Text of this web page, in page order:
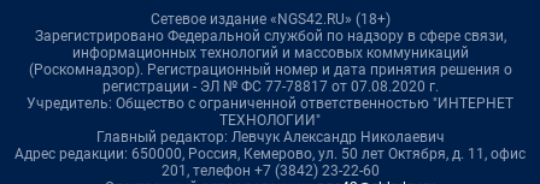
Сетевое издание «NGS42.RU» (18+)
Зарегистрировано Федеральной службой по надзору в сфере связи,
информационных технологий и массовых коммуникаций
(Роскомнадзор). Регистрационный номер и дата принятия решения о
регистрации - ЭЛ № ФС 77-78817 от 07.08.2020 г.
Учредитель: Общество с ограниченной ответственностью "ИНТЕРНЕТ
ТЕХНОЛОГИИ"
Главный редактор: Левчук Александр Николаевич
Адрес редакции: 650000, Россия, Кемерово, ул. 50 лет Октября, д. 11, офис
201, телефон +7 (3842) 23-22-60